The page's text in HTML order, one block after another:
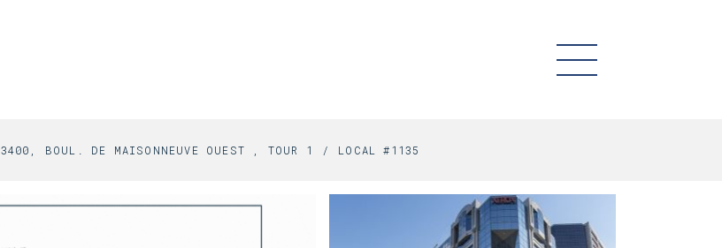
3400, BOUL. DE MAISONNEUVE OUEST , TOUR 1 LOCAL #1135